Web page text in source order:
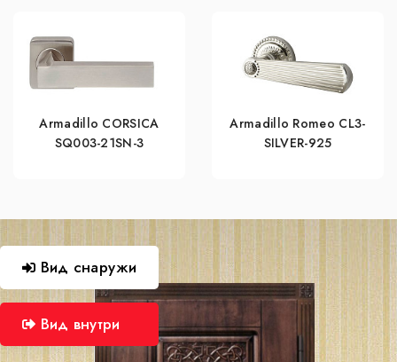
Armadillo CORSICA
SQ003-21SN-3
Armadillo Romeo CL3-
SILVER-925
Вид снаружи
Вид внутри